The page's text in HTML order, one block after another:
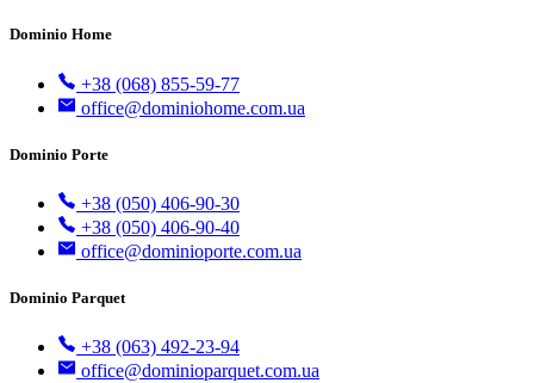
Dominio Home
+38 (068) 855-59-77
office@dominiohome.com.ua
Dominio Porte
+38 (050) 406-90-30
+38 (050) 406-90-40
office@dominioporte.com.ua
Dominio Parquet
+38 (063) 492-23-94
office@dominioparquet.com.ua